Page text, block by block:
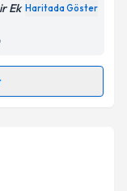
Ek Haritada Göster
talebi
için bir